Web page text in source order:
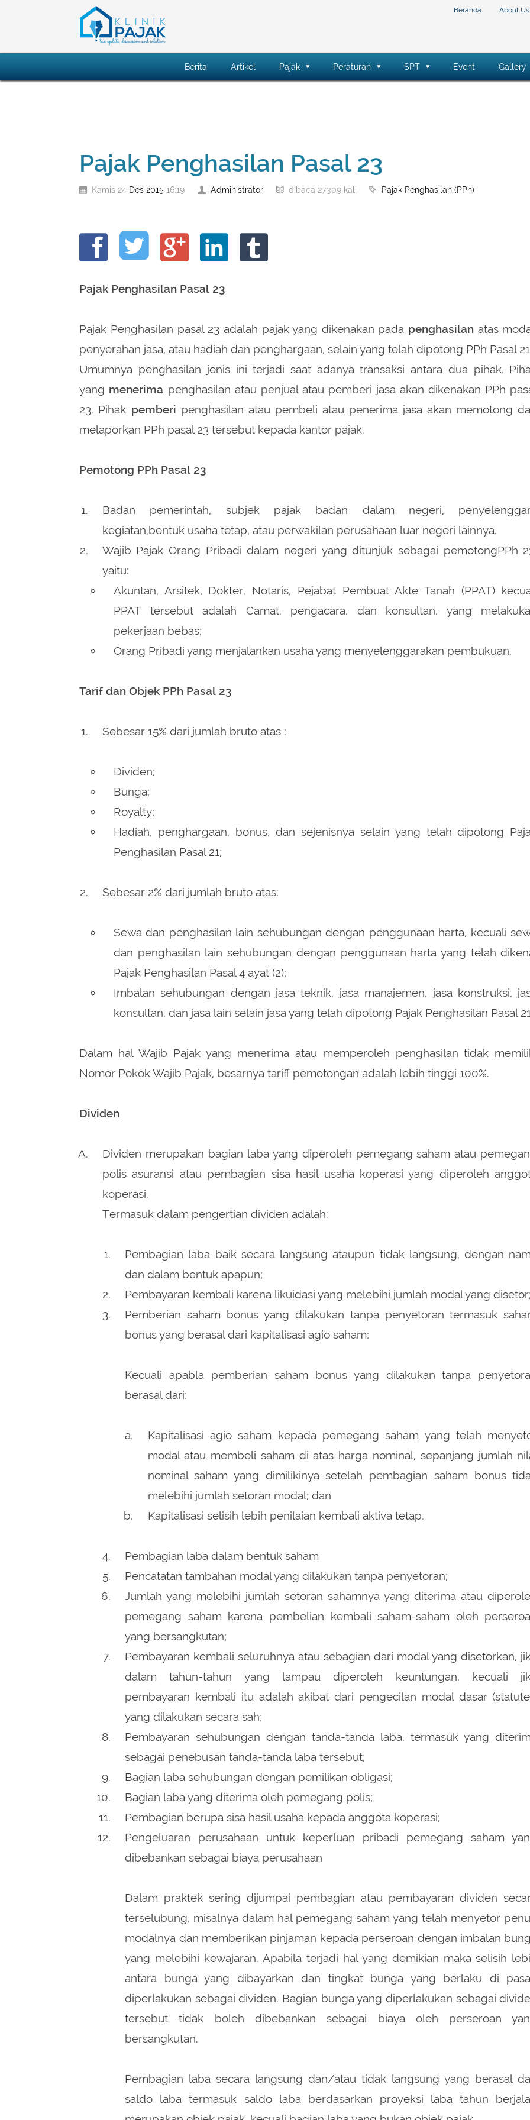
Beranda About Us
Berita Artikel Pajak Peraturan SPT Event Gallery
Pajak Penghasilan Pasal 23
Kamis 24 Des 2015 16:19 Administrator dibaca 27309 kali Pajak Penghasilan (PPh)
Pajak Penghasilan Pasal 23
Pajak Penghasilan pasal 23 adalah pajak yang dikenakan pada penghasilan atas
penyerahan jasa, atau hadiah dan penghargaan, selain yang telah dipotong PPh Pasal 21.
Umumnya penghasilan jenis ini terjadi saat adanya transaksi antara dua pihak.
yang menerima penghasilan atau penjual atau pemberi jasa akan dikenakan PPh
23. Pihak pemberi penghasilan atau pembeli atau penerima jasa akan memotong
melaporkan PPh pasal 23 tersebut kepada kantor pajak.
Pemotong PPh Pasal 23
Badan pemerintah, subjek pajak badan dalam negeri,
kegiatan,bentuk usaha tetap, atau perwakilan perusahaan luar negeri lainnya.
Wajib Pajak Orang Pribadi dalam negeri yang ditunjuk sebagai pemotongPPh
yaitu:
Akuntan, Arsitek, Dokter, Notaris, Pejabat Pembuat Akte Tanah (PPAT)
PPAT tersebut adalah Camat, pengacara, dan konsultan, yang
pekerjaan bebas;
Orang Pribadi yang menjalankan usaha yang menyelenggarakan pembukuan.
Tarif dan Objek PPh Pasal 23
Sebesar 15% dari jumlah bruto atas :
Dividen;
Bunga;
Royalty;
Hadiah, penghargaan, bonus, dan sejenisnya selain yang telah dipotong
Penghasilan Pasal 21;
Sebesar 2% dari jumlah bruto atas:
Sewa dan penghasilan lain sehubungan dengan penggunaan harta, kecuali
dan penghasilan lain sehubungan dengan penggunaan harta yang telah
Pajak Penghasilan Pasal 4 ayat (2);
Imbalan sehubungan dengan jasa teknik, jasa manajemen, jasa konstruksi,
konsultan, dan jasa lain selain jasa yang telah dipotong Pajak Penghasilan Pasal 21.
Dalam hal Wajib Pajak yang menerima atau memperoleh penghasilan tidak
Nomor Pokok Wajib Pajak, besarnya tariff pemotongan adalah lebih tinggi 100%.
Dividen
Dividen merupakan bagian laba yang diperoleh pemegang saham atau
polis asuransi atau pembagian sisa hasil usaha koperasi yang diperoleh
koperasi.
Termasuk dalam pengertian dividen adalah:
Pembagian laba baik secara langsung ataupun tidak langsung, dengan
dan dalam bentuk apapun;
Pembayaran kembali karena likuidasi yang melebihi jumlah modal yang disetor;
Pemberian saham bonus yang dilakukan tanpa penyetoran termasuk
bonus yang berasal dari kapitalisasi agio saham;
Kecuali apabla pemberian saham bonus yang dilakukan tanpa
berasal dari:
Kapitalisasi agio saham kepada pemegang saham yang telah
modal atau membeli saham di atas harga nominal, sepanjang jumlah
nominal saham yang dimilikinya setelah pembagian saham bonus
melebihi jumlah setoran modal; dan
Kapitalisasi selisih lebih penilaian kembali aktiva tetap.
Pembagian laba dalam bentuk saham
Pencatatan tambahan modal yang dilakukan tanpa penyetoran;
Jumlah yang melebihi jumlah setoran sahamnya yang diterima atau
pemegang saham karena pembelian kembali saham-saham oleh
yang bersangkutan;
Pembayaran kembali seluruhnya atau sebagian dari modal yang disetorkan,
dalam tahun-tahun yang lampau diperoleh keuntungan, kecuali
pembayaran kembali itu adalah akibat dari pengecilan modal dasar
yang dilakukan secara sah;
Pembayaran sehubungan dengan tanda-tanda laba, termasuk yang
sebagai penebusan tanda-tanda laba tersebut;
Bagian laba sehubungan dengan pemilikan obligasi;
Bagian laba yang diterima oleh pemegang polis;
Pembagian berupa sisa hasil usaha kepada anggota koperasi;
Pengeluaran perusahaan untuk keperluan pribadi pemegang saham
dibebankan sebagai biaya perusahaan
Dalam praktek sering dijumpai pembagian atau pembayaran dividen
terselubung, misalnya dalam hal pemegang saham yang telah menyetor
modalnya dan memberikan pinjaman kepada perseroan dengan imbalan
yang melebihi kewajaran. Apabila terjadi hal yang demikian maka selisih
antara bunga yang dibayarkan dan tingkat bunga yang berlaku di
diperlakukan sebagai dividen. Bagian bunga yang diperlakukan sebagai
tersebut tidak boleh dibebankan sebagai biaya oleh perseroan
bersangkutan.
Pembagian laba secara langsung dan/atau tidak langsung yang berasal
saldo laba termasuk saldo laba berdasarkan proyeksi laba tahun